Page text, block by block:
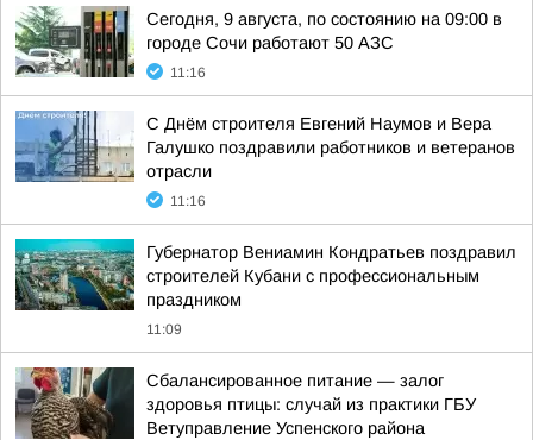
Сегодня, 9 августа, по состоянию на 09:00 в
городе Сочи работают 50 АЗС
11:16
С Днём строителя Евгений Наумов и Вера
Галушко поздравили работников и ветеранов
отрасли
11:16
Губернатор Вениамин Кондратьев поздравил
строителей Кубани с профессиональным
праздником
11:09
Сбалансированное питание — залог
здоровья птицы: случай из практики ГБУ
Ветуправление Успенского района